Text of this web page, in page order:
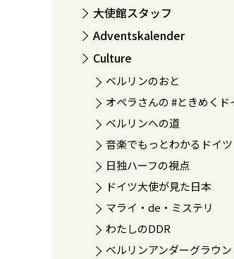
大使館スタッフ
Adventskalender
Culture
ベルリンのおと
オペラさんの #ときめくド
ベルリンへの道
音楽でもっとわかるドイツ
日独ハーフの視点
ドイツ大使が見た日本
マライ・de・ミステリ
わたしのDDR
ベルリンアンダーグラウン